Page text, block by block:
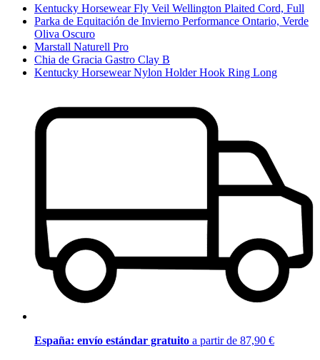
Kentucky Horsewear Fly Veil Wellington Plaited Cord, Full
Parka de Equitación de Invierno Performance Ontario, Verde
Oliva Oscuro
Marstall Naturell Pro
Chia de Gracia Gastro Clay B
Kentucky Horsewear Nylon Holder Hook Ring Long
España: envío estándar gratuito a partir de 87,90 €